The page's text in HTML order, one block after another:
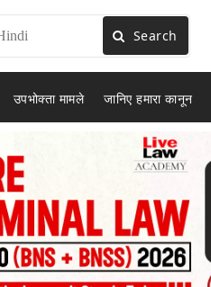
Search
उपभोक्ता मामले जानिए हमारा कानून